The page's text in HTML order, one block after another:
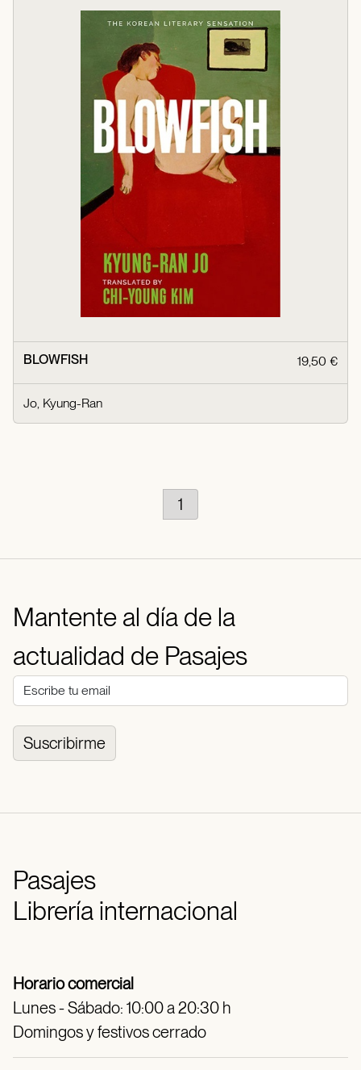
BLOWFISH 19,50 €
Jo, Kyung-Ran
1
Mantente al día de la
actualidad de Pasajes
Suscribirme
Pasajes
Librería internacional
Horario comercial
Lunes - Sábado: 10:00 a 20:30 h
Domingos y festivos cerrado